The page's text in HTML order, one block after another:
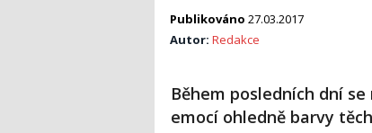
Publikováno 27.03.2017
Autor: Redakce
Během posledních dní
emocí ohledně barvy